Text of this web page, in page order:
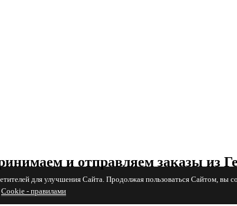
для улучшения Сайта. Продолжая пользоваться Сайтом, вы
Cookiе - правилами
и отправляем заказы из